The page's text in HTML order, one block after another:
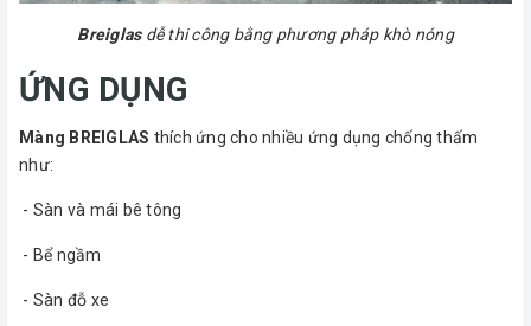
Breiglasdễ thi công bằng phương pháp khò nóng
ỨNG DỤNG
Màng BREIGLAS thích ứng cho nhiều ứng dụng chống thấm
như:
- Sàn và mái bê tông
- Bể ngầm
- Sàn đỗ xe